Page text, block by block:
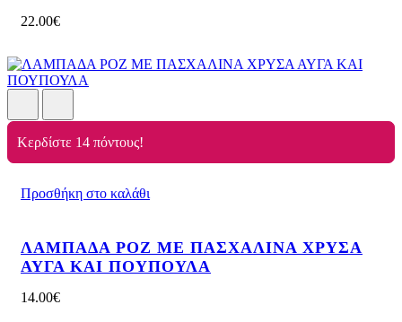
22.00€
Κερδίστε 14 πόντους!
Προσθήκη στο καλάθι
ΛΑΜΠΑΔΑ ΡΟΖ ΜΕ ΠΑΣΧΑΛΙΝΑ ΧΡΥΣΑ
ΑΥΓΑ ΚΑΙ ΠΟΥΠΟΥΛΑ
14.00€